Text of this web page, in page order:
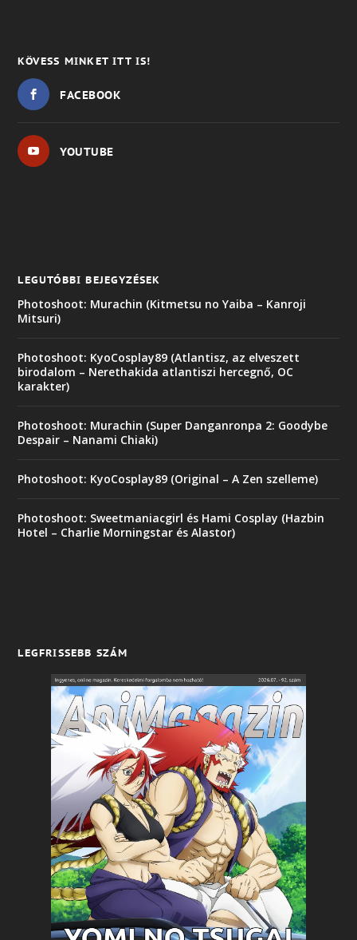
KÖVESS MINKET ITT IS!
FACEBOOK
YOUTUBE
LEGUTÓBBI BEJEGYZÉSEK
Photoshoot: Murachin (Kitmetsu no Yaiba – Kanroji
Mitsuri)
Photoshoot: KyoCosplay89 (Atlantisz, az elveszett
birodalom – Nerethakida atlantiszi hercegnő, OC
karakter)
Photoshoot: Murachin (Super Danganronpa 2: Goodybe
Despair – Nanami Chiaki)
Photoshoot: KyoCosplay89 (Original – A Zen szelleme)
Photoshoot: Sweetmaniacgirl és Hami Cosplay (Hazbin
Hotel – Charlie Morningstar és Alastor)
LEGFRISSEBB SZÁM